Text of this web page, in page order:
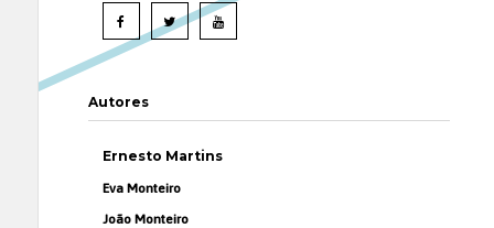
Autores
Ernesto Martins
Eva Monteiro
João Monteiro